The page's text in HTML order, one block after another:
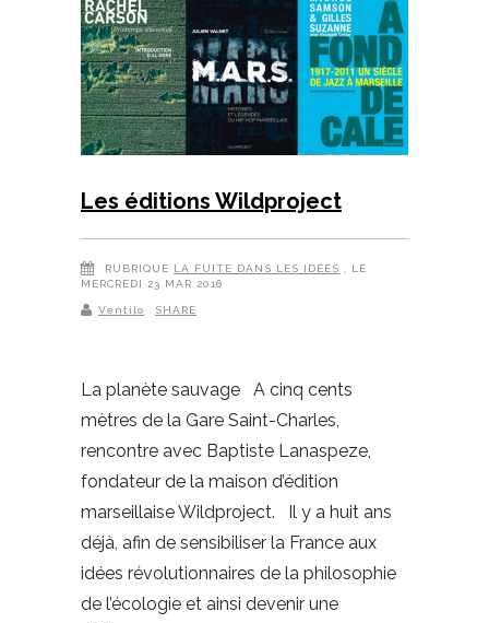
Les éditions Wildproject
RUBRIQUE LA FUITE DANS LES IDÉES
, LE
MERCREDI 23 MAR 2016
Ventilo SHARE
La planète sauvage A cinq cents
mètres de la Gare Saint-Charles,
rencontre avec Baptiste Lanaspeze,
fondateur de la maison d’édition
marseillaise Wildproject. Il y a huit ans
déjà, afin de sensibiliser la France aux
idées révolutionnaires de la philosophie
de l’écologie et ainsi devenir une